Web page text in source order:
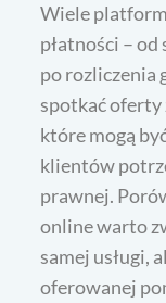
Wiele
płatności – od
po rozliczenia
spotkać oferty
które mogą
klientów
prawnej.
online warto
samej usługi,
oferowanej